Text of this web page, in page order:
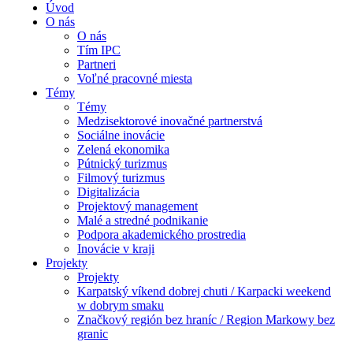
Úvod
O nás
O nás
Tím IPC
Partneri
Voľné pracovné miesta
Témy
Témy
Medzisektorové inovačné partnerstvá
Sociálne inovácie
Zelená ekonomika
Pútnický turizmus
Filmový turizmus
Digitalizácia
Projektový management
Malé a stredné podnikanie
Podpora akademického prostredia
Inovácie v kraji
Projekty
Projekty
Karpatský víkend dobrej chuti / Karpacki weekend
w dobrym smaku
Značkový región bez hraníc / Region Markowy bez
granic